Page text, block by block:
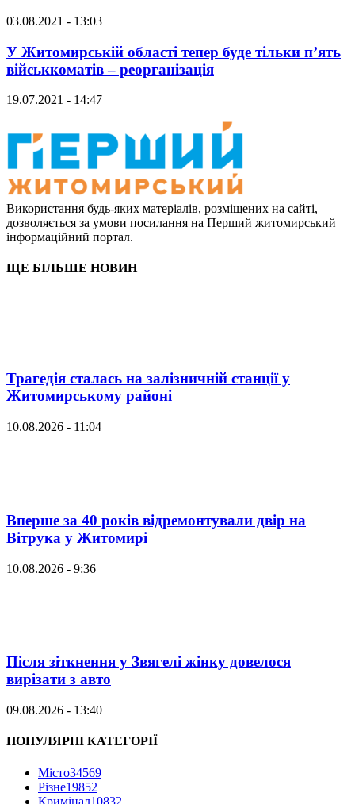
03.08.2021 - 13:03
У Житомирській області тепер буде тільки п’ять
військкоматів – реорганізація
19.07.2021 - 14:47
Використання будь-яких матеріалів, розміщених на сайті,
дозволяється за умови посилання на Перший житомирський
інформаційний портал.
ЩЕ БІЛЬШЕ НОВИН
Трагедія сталась на залізничній станції у
Житомирському районі
10.08.2026 - 11:04
Вперше за 40 років відремонтували двір на
Вітрука у Житомирі
10.08.2026 - 9:36
Після зіткнення у Звягелі жінку довелося
вирізати з авто
09.08.2026 - 13:40
ПОПУЛЯРНІ КАТЕГОРІЇ
Місто34569
Різне19852
Кримінал10832